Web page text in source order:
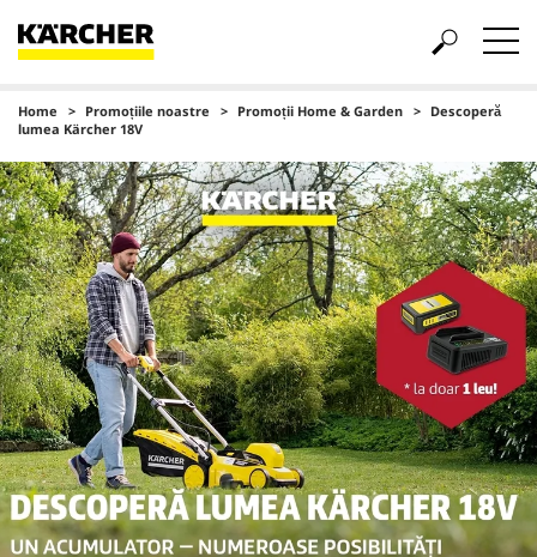
Home Promoțiile noastre Promoții Home & Garden
Descoperă
lumea Kärcher 18V